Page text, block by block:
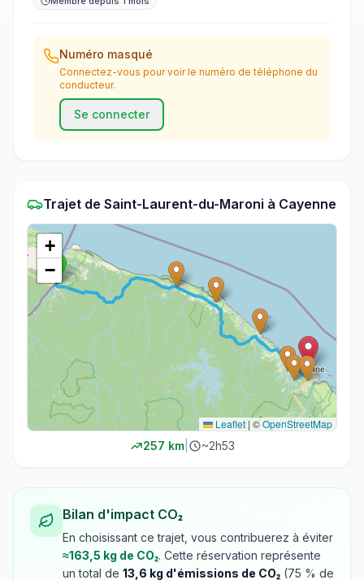
Numéro masqué
Connectez-vous pour voir le numéro de téléphone du
conducteur.
Se connecter
Trajet de Saint-Laurent-du-Maroni à Cayenne
+
−
Leaflet | ©OpenStreetMap
257 km| ~2h53
Bilan d'impact CO₂
En choisissant ce trajet, vous contribuerez à éviter
≈163,5 kg de CO₂. Cette réservation représente
un total de 13,6 kg d'émissions de CO₂ (75 % de